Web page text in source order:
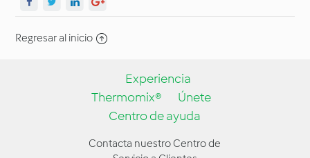
Regresar al inicio
Experiencia
Thermomix®
Únete
Centro de ayuda
Contacta nuestro Centro de